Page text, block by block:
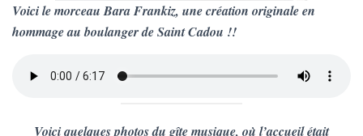
Voici le morceau Bara Frankiz, une création originale en
hommage au boulanger de Saint Cadou !!
Voici quelques photos du gîte musique, où l’accueil était